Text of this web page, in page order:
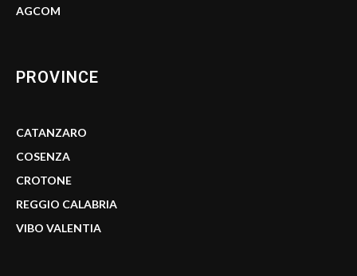
AGCOM
PROVINCE
CATANZARO
COSENZA
CROTONE
REGGIO CALABRIA
VIBO VALENTIA